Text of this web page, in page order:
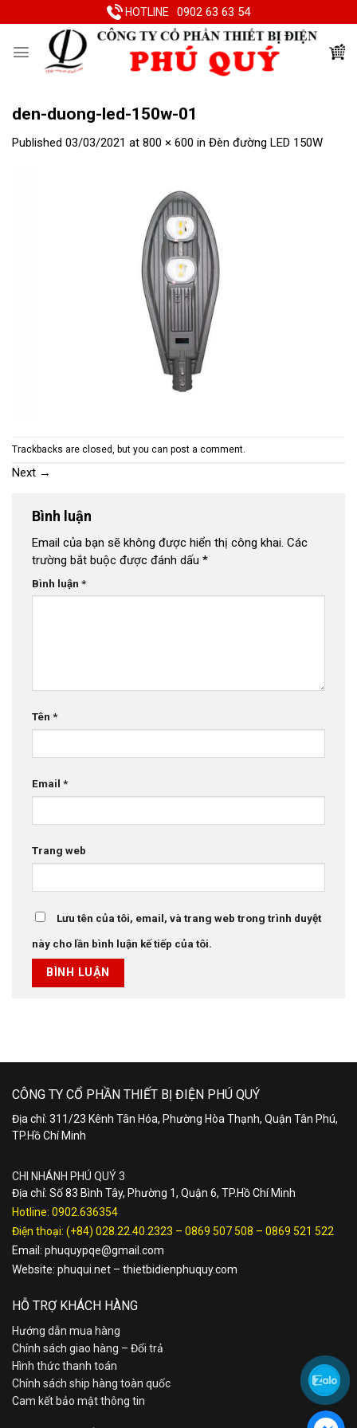
to
HOTLINE 0902 63 63 54
den-duong-led-150w-01
Published 03/03/2021 at 800 × 600 in Đèn đường LED 150W
Trackbacks are closed, but you can post a comment.
Next →
Bình luận
Email của bạn sẽ không được hiển thị công khai. Các
trường bắt buộc được đánh dấu *
Bình luận *
Tên *
Email *
Trang web
Lưu tên của tôi, email, và trang web trong trình duyệt
này cho lần bình luận kế tiếp của tôi.
CÔNG TY CỔ PHẦN THIẾT BỊ ĐIỆN PHÚ QUÝ
Địa chỉ: 311/23 Kênh Tân Hóa, Phường Hòa Thạnh, Quận Tân Phú,
TP.Hồ Chí Minh
CHI NHÁNH PHÚ QUÝ 3
Địa chỉ: Số 83 Bình Tây, Phường 1, Quận 6, TP.Hồ Chí Minh
Hotline: 0902.636354
Điện thoại: (+84) 028.22.40.2323 – 0869 507 508 – 0869 521 522
Email: phuquypqe@gmail.com
Website: phuqui.net – thietbidienphuquy.com
HỖ TRỢ KHÁCH HÀNG
Hướng dẫn mua hàng
Chính sách giao hàng – Đổi trả
Hình thức thanh toán
Chính sách ship hàng toàn quốc
Cam kết bảo mật thông tin